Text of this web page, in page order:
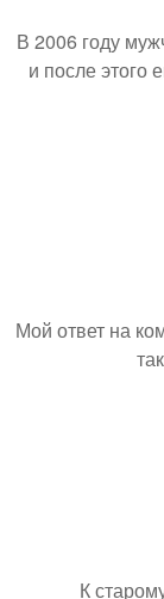
В 2006 году
и после этого
Мой ответ на
К